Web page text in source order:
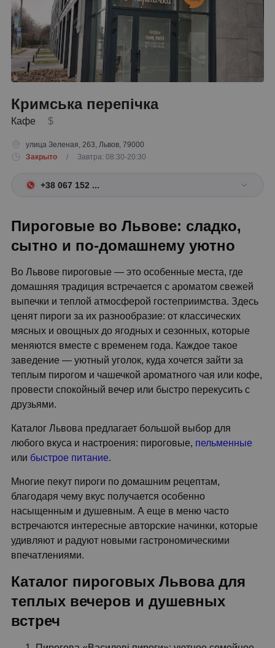
Кримська перепічка
Кафе $
улица Зеленая, 263, Львов, 79000
Закрыто
/ Завтра: 08:30-20:30
+38 067 152 ...
Пироговые во Львове: сладко,
сытно и по-домашнему уютно
Во Львове пироговые — это особенные места, где
домашняя традиция встречается с ароматом свежей
выпечки и теплой атмосферой гостеприимства. Здесь
ценят пироги за их разнообразие: от классических
мясных и овощных до ягодных и сезонных, которые
меняются вместе с временем года. Каждое такое
заведение — уютный уголок, куда хочется зайти за
теплым пирогом и чашечкой ароматного чая или кофе,
провести спокойный вечер или быстро перекусить с
друзьями.
Каталог Львова предлагает большой выбор для
любого вкуса и настроения: пироговые, пельменные
или быстрое питание.
Многие пекут пироги по домашним рецептам,
благодаря чему вкус получается особенно
насыщенным и душевным. А еще в меню часто
встречаются интересные авторские начинки, которые
удивляют и радуют новыми гастрономическими
впечатлениями.
Каталог пироговых Львова для
теплых вечеров и душевных
встреч